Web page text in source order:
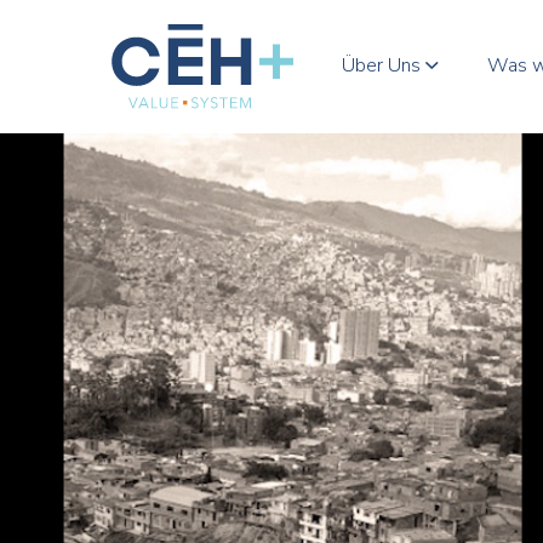
Über Uns Was